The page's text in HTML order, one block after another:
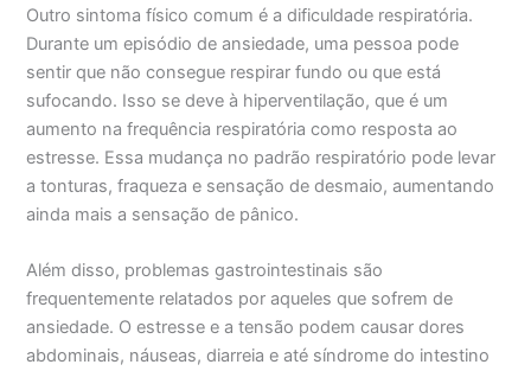
Outro sintoma físico comum é a dificuldade respiratória.
Durante um episódio de ansiedade, uma pessoa pode
sentir que não consegue respirar fundo ou que está
sufocando. Isso se deve à hiperventilação, que é um
aumento na frequência respiratória como resposta ao
estresse. Essa mudança no padrão respiratório pode levar
a tonturas, fraqueza e sensação de desmaio, aumentando
ainda mais a sensação de pânico.
Além disso, problemas gastrointestinais são
frequentemente relatados por aqueles que sofrem de
ansiedade. O estresse e a tensão podem causar dores
abdominais, náuseas, diarreia e até síndrome do intestino